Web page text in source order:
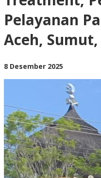
di
Pelayanan
Aceh,
8 Desember 2025